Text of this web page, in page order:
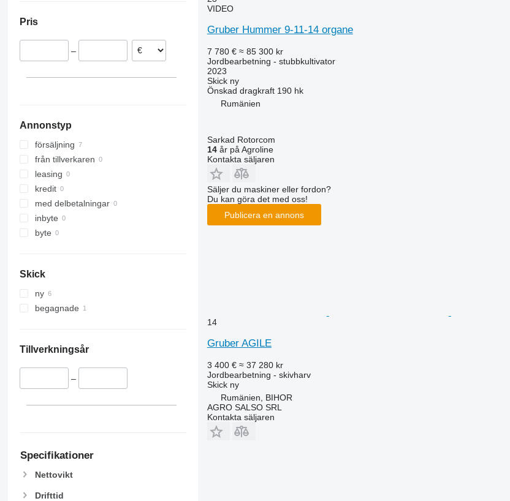
Smaragd
VariDiamant
Zirkon
Pris
–
Annonstyp
försäljning
från tillverkaren
leasing
kredit
med delbetalningar
inbyte
byte
Skick
ny
begagnade
Tillverkningsår
–
Specifikationer
Nettovikt
Drifttid
VIDEO
Gruber Hummer 9-11-14 organe
7 780 € ≈ 85 300 kr
Jordbearbetning - stubbkultivator
2023
Skickny
Önskad dragkraft 190 hk
Rumänien
Sarkad Rotorcom
14år på Agroline
Kontakta säljaren
Säljer du maskiner eller fordon?
Du kan göra det med oss!
Publicera en annons
14
Gruber AGILE
3 400 € ≈ 37 280 kr
Jordbearbetning - skivharv
Skickny
Rumänien, BIHOR
AGRO SALSO SRL
Kontakta säljaren